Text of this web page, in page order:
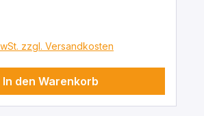
zzgl. Versandkosten
In den Warenkorb